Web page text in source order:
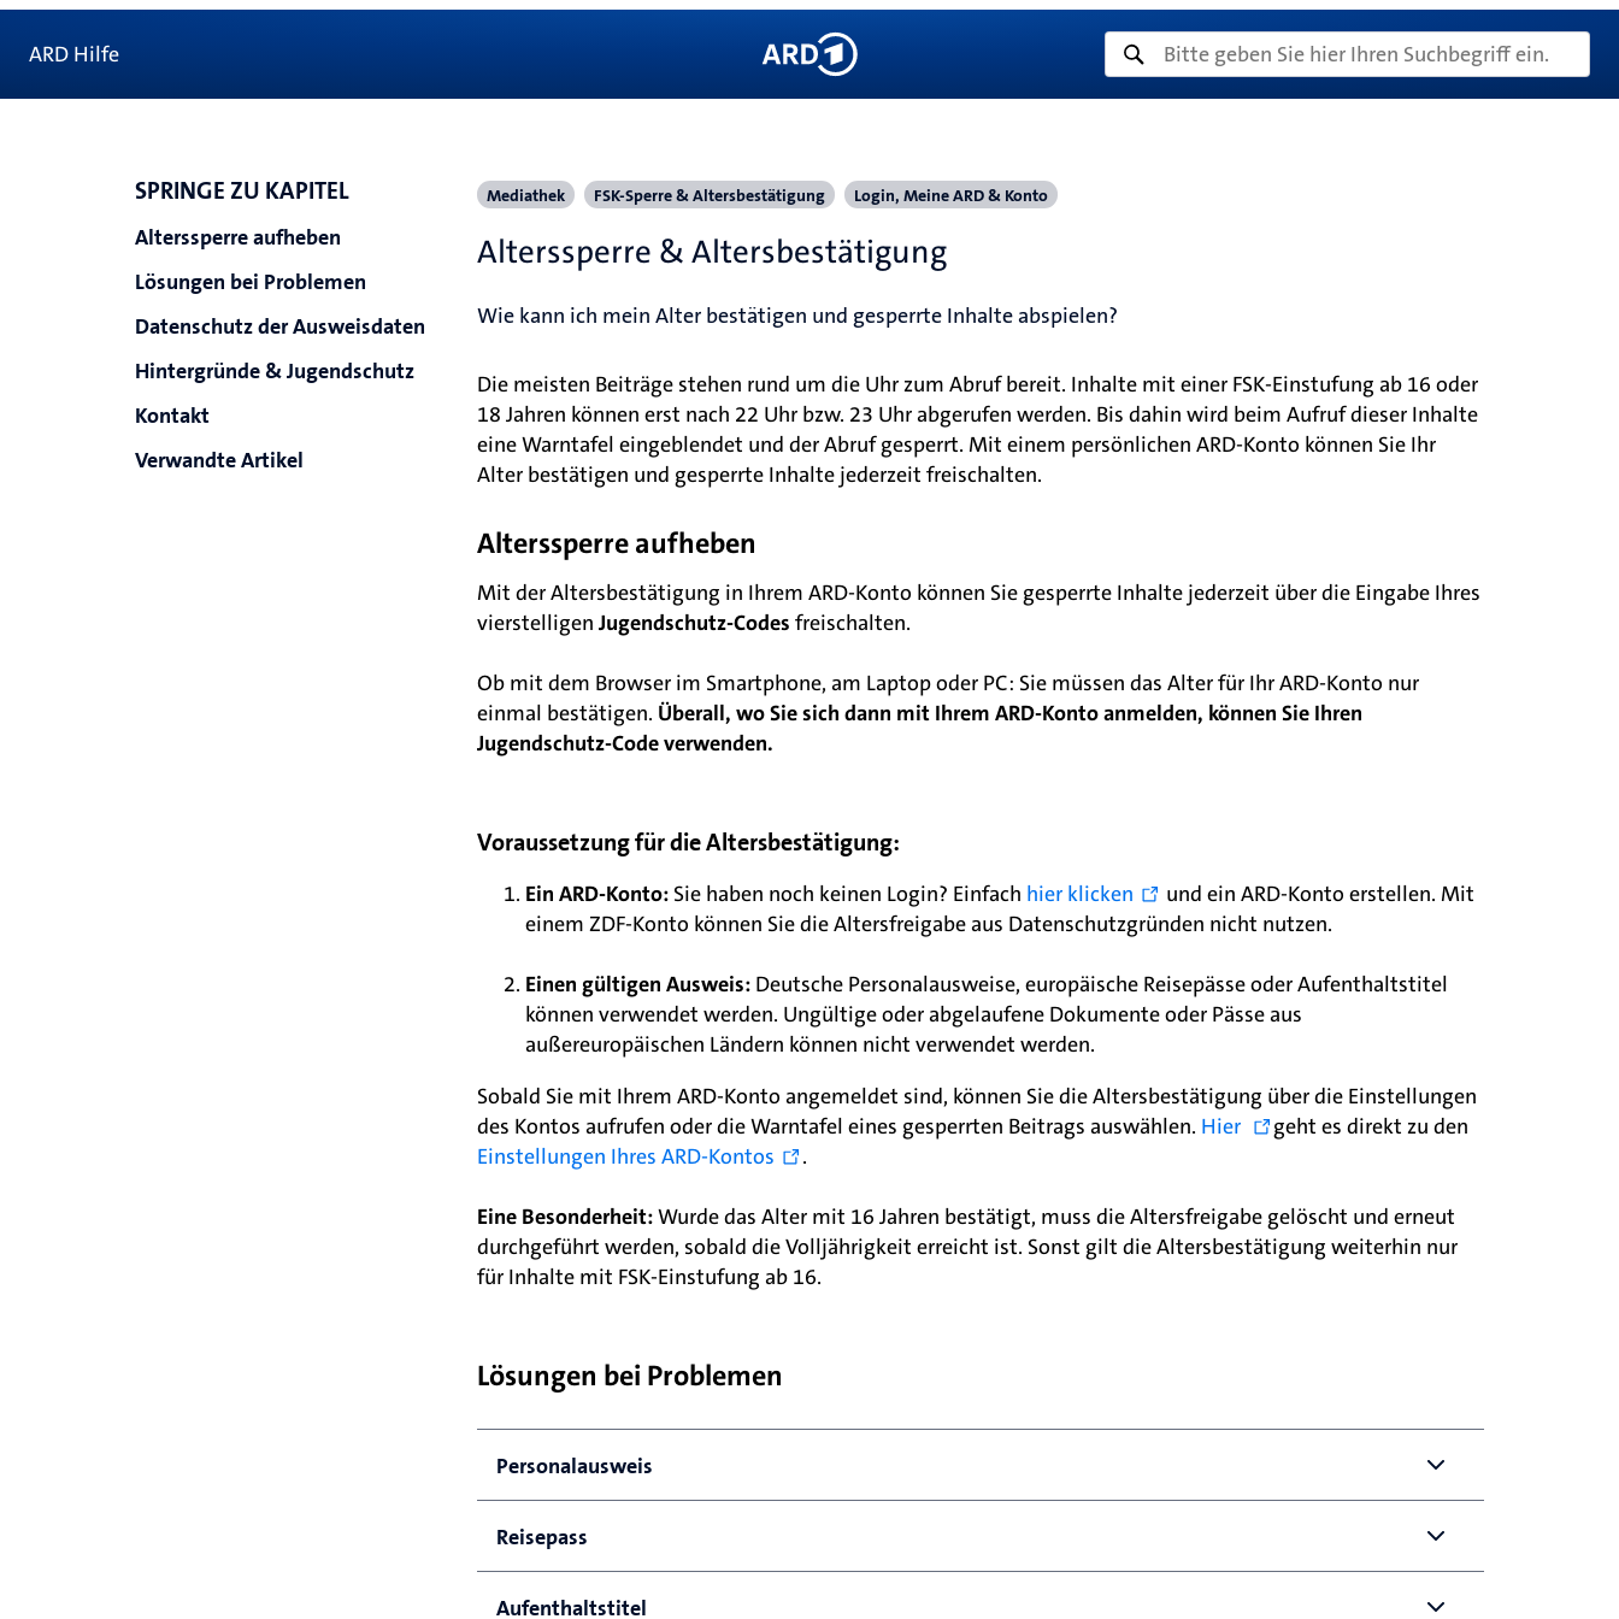
ARD Hilfe
SPRINGE ZU KAPITEL
Alterssperre aufheben
Lösungen bei Problemen
Datenschutz der Ausweisdaten
Hintergründe & Jugendschutz
Kontakt
Verwandte Artikel
Mediathek FSK-Sperre & Altersbestätigung Login, Meine ARD & Konto
Alterssperre & Altersbestätigung
Wie kann ich mein Alter bestätigen und gesperrte Inhalte abspielen?
Die meisten Beiträge stehen rund um die Uhr zum Abruf bereit. Inhalte mit einer FSK-Einstufung ab 16 oder
18 Jahren können erst nach 22 Uhr bzw. 23 Uhr abgerufen werden. Bis dahin wird beim Aufruf dieser Inhalte
eine Warntafel eingeblendet und der Abruf gesperrt. Mit einem persönlichen ARD-Konto können Sie Ihr
Alter bestätigen und gesperrte Inhalte jederzeit freischalten.
Alterssperre aufheben
Mit der Altersbestätigung in Ihrem ARD-Konto können Sie gesperrte Inhalte jederzeit über die Eingabe Ihres
vierstelligen Jugendschutz-Codes freischalten.
Ob mit dem Browser im Smartphone, am Laptop oder PC: Sie müssen das Alter für Ihr ARD-Konto nur
einmal bestätigen. Überall, wo Sie sich dann mit Ihrem ARD-Konto anmelden, können Sie Ihren
Jugendschutz-Code verwenden.
Voraussetzung für die Altersbestätigung:
Ein ARD-Konto: Sie haben noch keinen Login? Einfach hier klicken
und ein ARD-Konto erstellen. Mit
einem ZDF-Konto können Sie die Altersfreigabe aus Datenschutzgründen nicht nutzen.
Einen gültigen Ausweis: Deutsche Personalausweise, europäische Reisepässe oder Aufenthaltstitel
können verwendet werden. Ungültige oder abgelaufene Dokumente oder Pässe aus
außereuropäischen Ländern können nicht verwendet werden.
Sobald Sie mit Ihrem ARD-Konto angemeldet sind, können Sie die Altersbestätigung über die Einstellungen
des Kontos aufrufen oder die Warntafel eines gesperrten Beitrags auswählen. Hier
geht es direkt zu den
Einstellungen Ihres ARD-Kontos
.
Eine Besonderheit:Wurde das Alter mit 16 Jahren bestätigt, muss die Altersfreigabe gelöscht und erneut
durchgeführt werden, sobald die Volljährigkeit erreicht ist. Sonst gilt die Altersbestätigung weiterhin nur
für Inhalte mit FSK-Einstufung ab 16.
Lösungen bei Problemen
Personalausweis
Der Personalausweis muss gültig sein. Abgelaufene Dokumente können nicht verwendet werden.
Der Personalausweis muss nach dem 01.11.2010 ausgestellt worden sein.
Reisepass
Aufenthaltstitel